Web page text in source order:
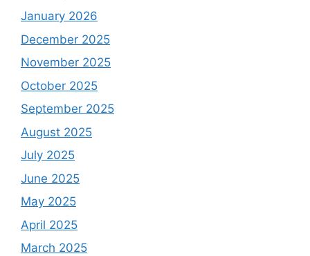
January 2026
December 2025
November 2025
October 2025
September 2025
August 2025
July 2025
June 2025
May 2025
April 2025
March 2025